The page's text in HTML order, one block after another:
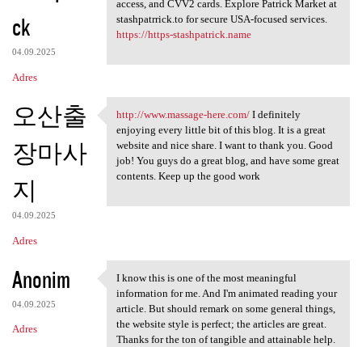
ck
04.09.2025
Adres
access, and CVV2 cards. Explore Patrick Market at
stashpatrrick.to for secure USA-focused services.
https://https-stashpatrick.name
오산출
장마사
지
04.09.2025
Adres
http://www.massage-here.com/
http://www.massage-here.com/I definitely
enjoying every little bit of this blog. It is a great
website and nice share. I want to thank you. Good
job! You guys do a great blog, and have some great
contents. Keep up the good work
Anonim
04.09.2025
Adres
I know this is one of the
I know this is one of the most meaningful
information for me. And I'm animated reading your
article. But should remark on some general things,
the website style is perfect; the articles are great.
Thanks for the ton of tangible and attainable help.